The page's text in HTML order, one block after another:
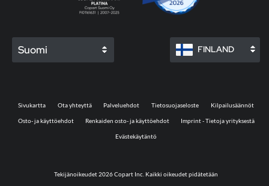
Suomi FINLAND
Tekijänoikeudet 2026 Copart Inc. Kaikki oikeudet pidätetään
Sivukartta Ota yhteyttä Palveluehdot Tietosuojaseloste Kilpailusäännöt
Osto- ja käyttöehdot Renkaiden osto- ja käyttöehdot Imprint - Tietoja yrityksestä
Evästekäytäntö